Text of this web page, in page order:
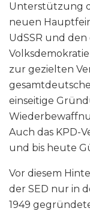
Unterstützung
neuen
UdSSR und
zur gezielten
einseitige
Auch das KPD-
und bis heute
Vor diesem
der SED nur in
1949